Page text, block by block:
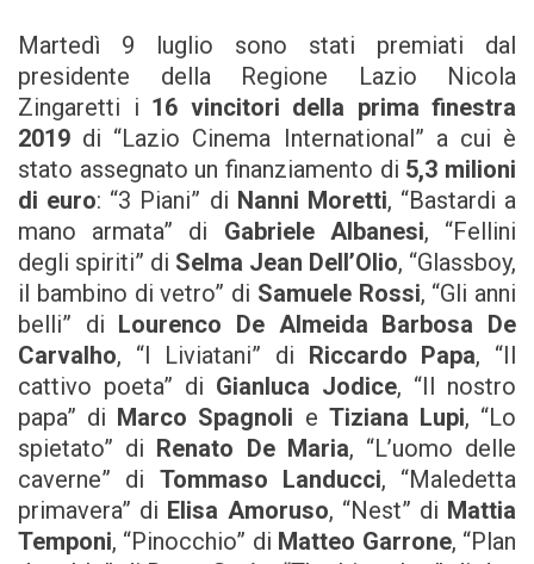
Martedì 9 luglio sono stati premiati dal
presidente della Regione Lazio Nicola
Zingaretti i 16 vincitori della prima finestra
2019 di “Lazio Cinema International” a cui è
stato assegnato un finanziamento di 5,3 milioni
di euro: “3 Piani” di Nanni Moretti, “Bastardi a
mano armata” di Gabriele Albanesi, “Fellini
degli spiriti” di Selma Jean Dell’Olio, “Glassboy,
il bambino di vetro” di Samuele Rossi, “Gli anni
belli” di Lourenco De Almeida Barbosa De
Carvalho, “I Liviatani” di Riccardo Papa, “Il
cattivo poeta” di Gianluca Jodice, “Il nostro
papa” di Marco Spagnoli e Tiziana Lupi, “Lo
spietato” di Renato De Maria, “L’uomo delle
caverne” di Tommaso Landucci, “Maledetta
primavera” di Elisa Amoruso, “Nest” di Mattia
Temponi, “Pinocchio” di Matteo Garrone, “Plan